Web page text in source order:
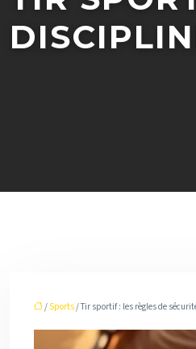
/ Sports/ Tir sportif : les règles de